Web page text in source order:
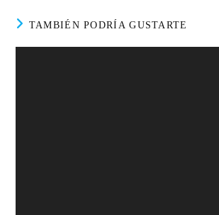
TAMBIÉN PODRÍA GUSTARTE